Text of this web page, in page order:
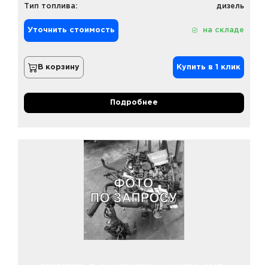
Тип топлива:
дизель
Уточнить стоимость на складе
В корзину Купить в 1 клик
Подробнее